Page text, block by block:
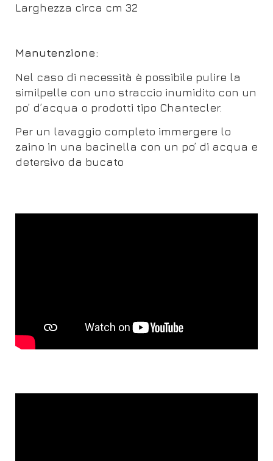
Larghezza circa cm 32
Manutenzione:
Nel caso di necessità è possibile pulire la
similpelle con uno straccio inumidito con un
po’ d’acqua o prodotti tipo Chantecler.
Per un lavaggio completo immergere lo
zaino in una bacinella con un po’ di acqua e
detersivo da bucato